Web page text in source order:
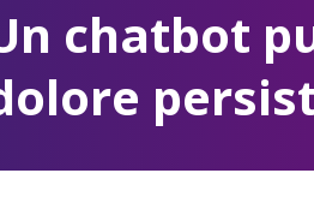
chatbot